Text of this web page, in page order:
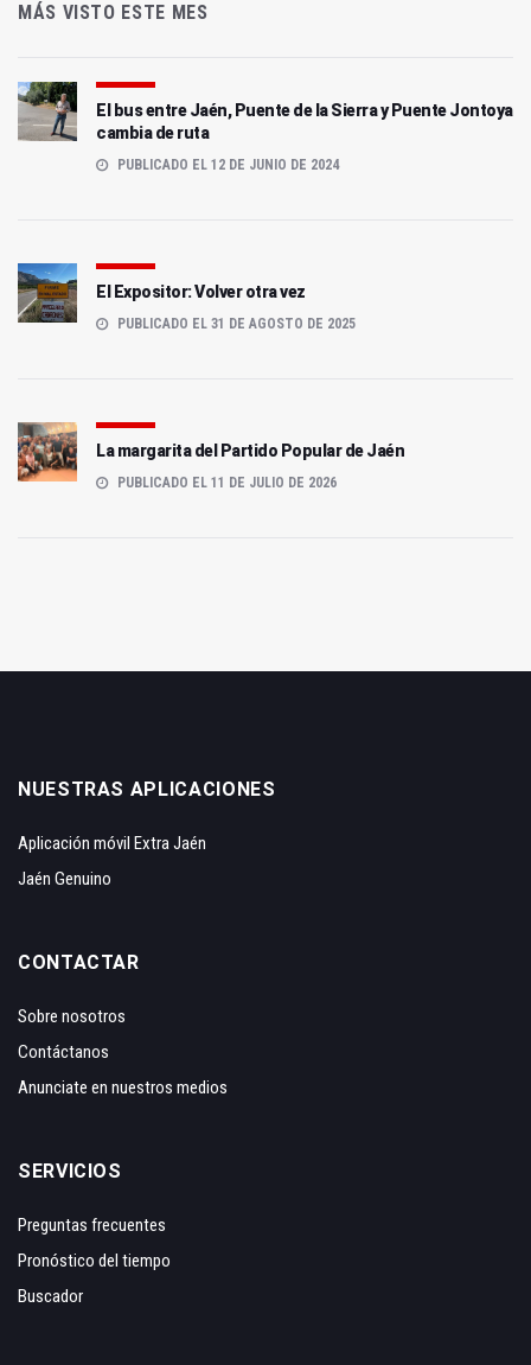
MÁS VISTO ESTE MES
El bus entre Jaén, Puente de la Sierra y Puente Jontoya
cambia de ruta
PUBLICADO EL 12 DE JUNIO DE 2024
El Expositor: Volver otra vez
PUBLICADO EL 31 DE AGOSTO DE 2025
La margarita del Partido Popular de Jaén
PUBLICADO EL 11 DE JULIO DE 2026
NUESTRAS APLICACIONES
Aplicación móvil Extra Jaén
Jaén Genuino
CONTACTAR
Sobre nosotros
Contáctanos
Anunciate en nuestros medios
SERVICIOS
Preguntas frecuentes
Pronóstico del tiempo
Buscador